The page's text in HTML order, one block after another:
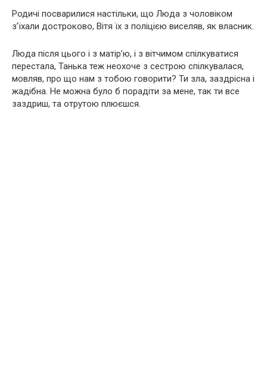
Родичі посварилися настільки, що Люда з чоловіком
з’їхали достроково, Вітя їх з поліцією виселяв, як власник.
Люда після цього і з матір’ю, і з вітчимом спілкуватися
перестала, Танька теж неохоче з сестрою спілкувалася,
мовляв, про що нам з тобою говорити? Ти зла, заздрісна і
жадібна. Не можна було б порадіти за мене, так ти все
заздриш, та отрутою плюєшся.